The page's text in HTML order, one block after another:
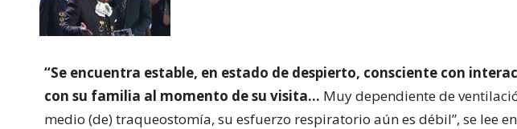
“Se encuentra estable, en estado de despierto, consciente con
con su familia al momento de su visita… Muy dependiente de
medio (de) traqueostomía, su esfuerzo respiratorio aún es débil”, se lee